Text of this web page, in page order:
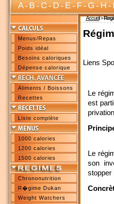
A-B-C-D-E-F-G-H-I
Accueil>
Menus/Repas
Poids idéal
Besoins caloriques
Dépense calorique
Aliments / Boissons
Recettes
Liste complète
1000 calories
1200 calories
1500 calories
Chrononutrition
R�gime Dukan
Weight Watchers
Liens
Le
est
Le
son
stopper